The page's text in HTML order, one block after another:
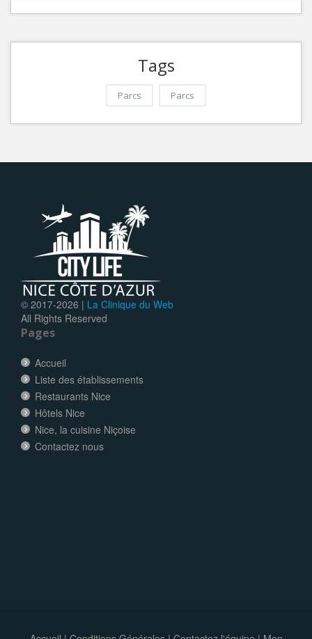
Tags
Parcs Parcs
© 2017-2026 | La Clinique du Web
All Rights Reserved
Pages
Accueil
Liste des établissements
Restaurants Nice
Hôtels Nice
Nice, la cuisine Niçoise
Contactez nous